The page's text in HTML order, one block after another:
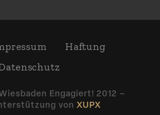
Haftung
Engagiert! 2012 –
von XUPX